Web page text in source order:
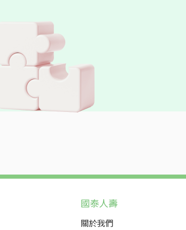
國泰人壽
關於我們